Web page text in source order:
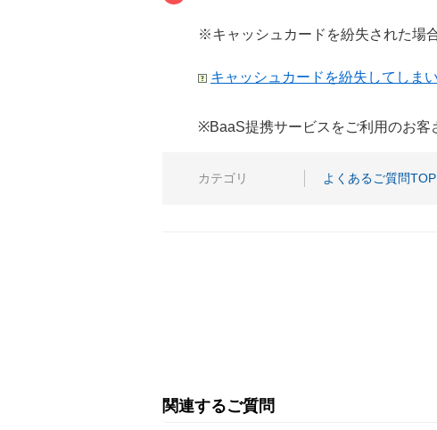
※キャッシュカードを紛失された場
キャッシュカードを紛失してしま
※BaaS提携サービスをご利用のお客
カテゴリ よくあるご質問TOP
関連するご質問